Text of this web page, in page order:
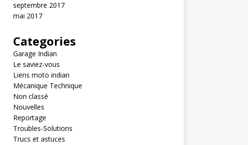
septembre 2017
mai 2017
Categories
Garage Indian
Le saviez-vous
Liens moto indian
Mécanique Technique
Non classé
Nouvelles
Reportage
Troubles-Solutions
Trucs et astuces